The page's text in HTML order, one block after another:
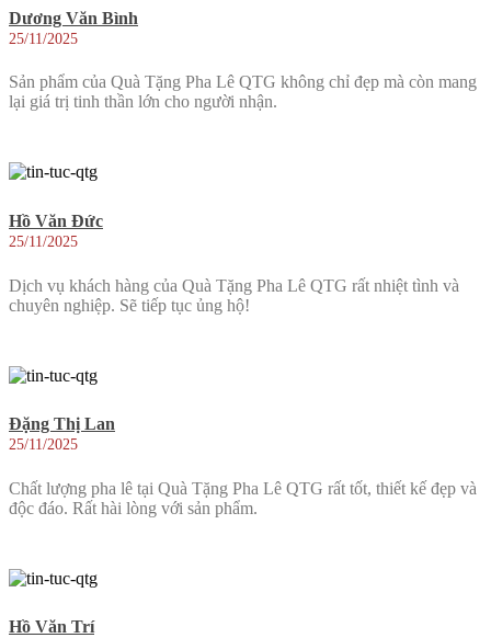
Dương Văn Bình
25/11/2025
Sản phẩm của Quà Tặng Pha Lê QTG không chỉ đẹp mà còn mang
lại giá trị tinh thần lớn cho người nhận.
Hồ Văn Đức
25/11/2025
Dịch vụ khách hàng của Quà Tặng Pha Lê QTG rất nhiệt tình và
chuyên nghiệp. Sẽ tiếp tục ủng hộ!
Đặng Thị Lan
25/11/2025
Chất lượng pha lê tại Quà Tặng Pha Lê QTG rất tốt, thiết kế đẹp và
độc đáo. Rất hài lòng với sản phẩm.
Hồ Văn Trí